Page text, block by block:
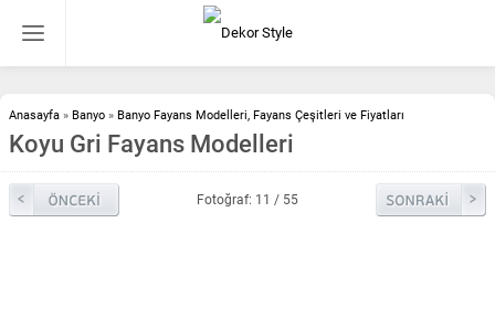
Anasayfa » Banyo » Banyo Fayans Modelleri, Fayans Çeşitleri ve Fiyatları
Koyu Gri Fayans Modelleri
Fotoğraf: 11 / 55